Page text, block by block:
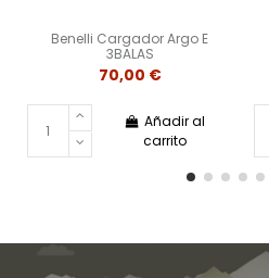
Benelli Cargador Argo E
3BALAS
70,00 €
Añadir al
carrito